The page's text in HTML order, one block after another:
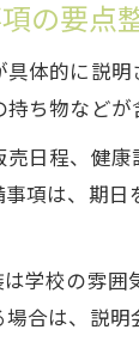
の要点
体的に説
ち物などが
日程、健
項は、期
学校の雰
合は、説明